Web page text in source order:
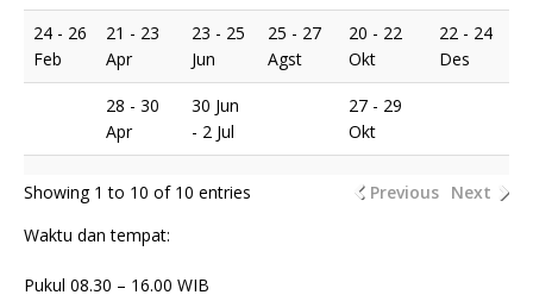
24 - 26
Feb
21 - 23
Apr
23 - 25
Jun
25 - 27
Agst
20 - 22
Okt
22 - 24
Des
28 - 30
Apr
30 Jun
- 2 Jul
27 - 29
Okt
Showing 1 to 10 of 10 entries Previous Next
Waktu dan tempat:
Pukul 08.30 – 16.00 WIB